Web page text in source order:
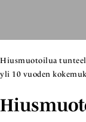
Hiusmuotoilua
yli 10 vuoden